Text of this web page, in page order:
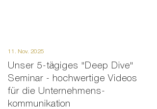
11. Nov. 2025
Unser 5-tägiges "Deep Dive"
Seminar - hochwertige Videos
für die Unternehmens-
kommunikation